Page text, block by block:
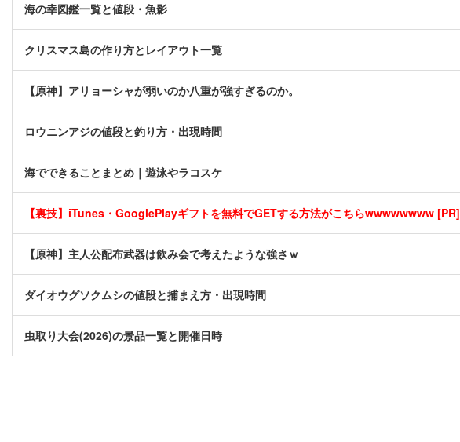
海の幸図鑑一覧と値段・魚影
クリスマス島の作り方とレイアウト一覧
【原神】アリョーシャが弱いのか八重が強すぎるのか。
ロウニンアジの値段と釣り方・出現時間
海でできることまとめ｜遊泳やラコスケ
【裏技】iTunes・GooglePlayギフトを無料でGETする方法がこちらwwwwwwww [PR]
【原神】主人公配布武器は飲み会で考えたような強さｗ
ダイオウグソクムシの値段と捕まえ方・出現時間
虫取り大会(2026)の景品一覧と開催日時